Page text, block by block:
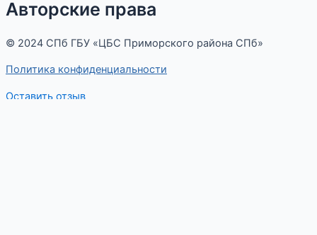
Авторские права
© 2024 СПб ГБУ «ЦБС Приморского района СПб»
Политика конфиденциальности
Оставить отзыв